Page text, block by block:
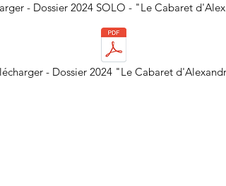
- Dossier 2024 SOLO - "Le Cabaret
- Dossier 2024 "Le Cabaret